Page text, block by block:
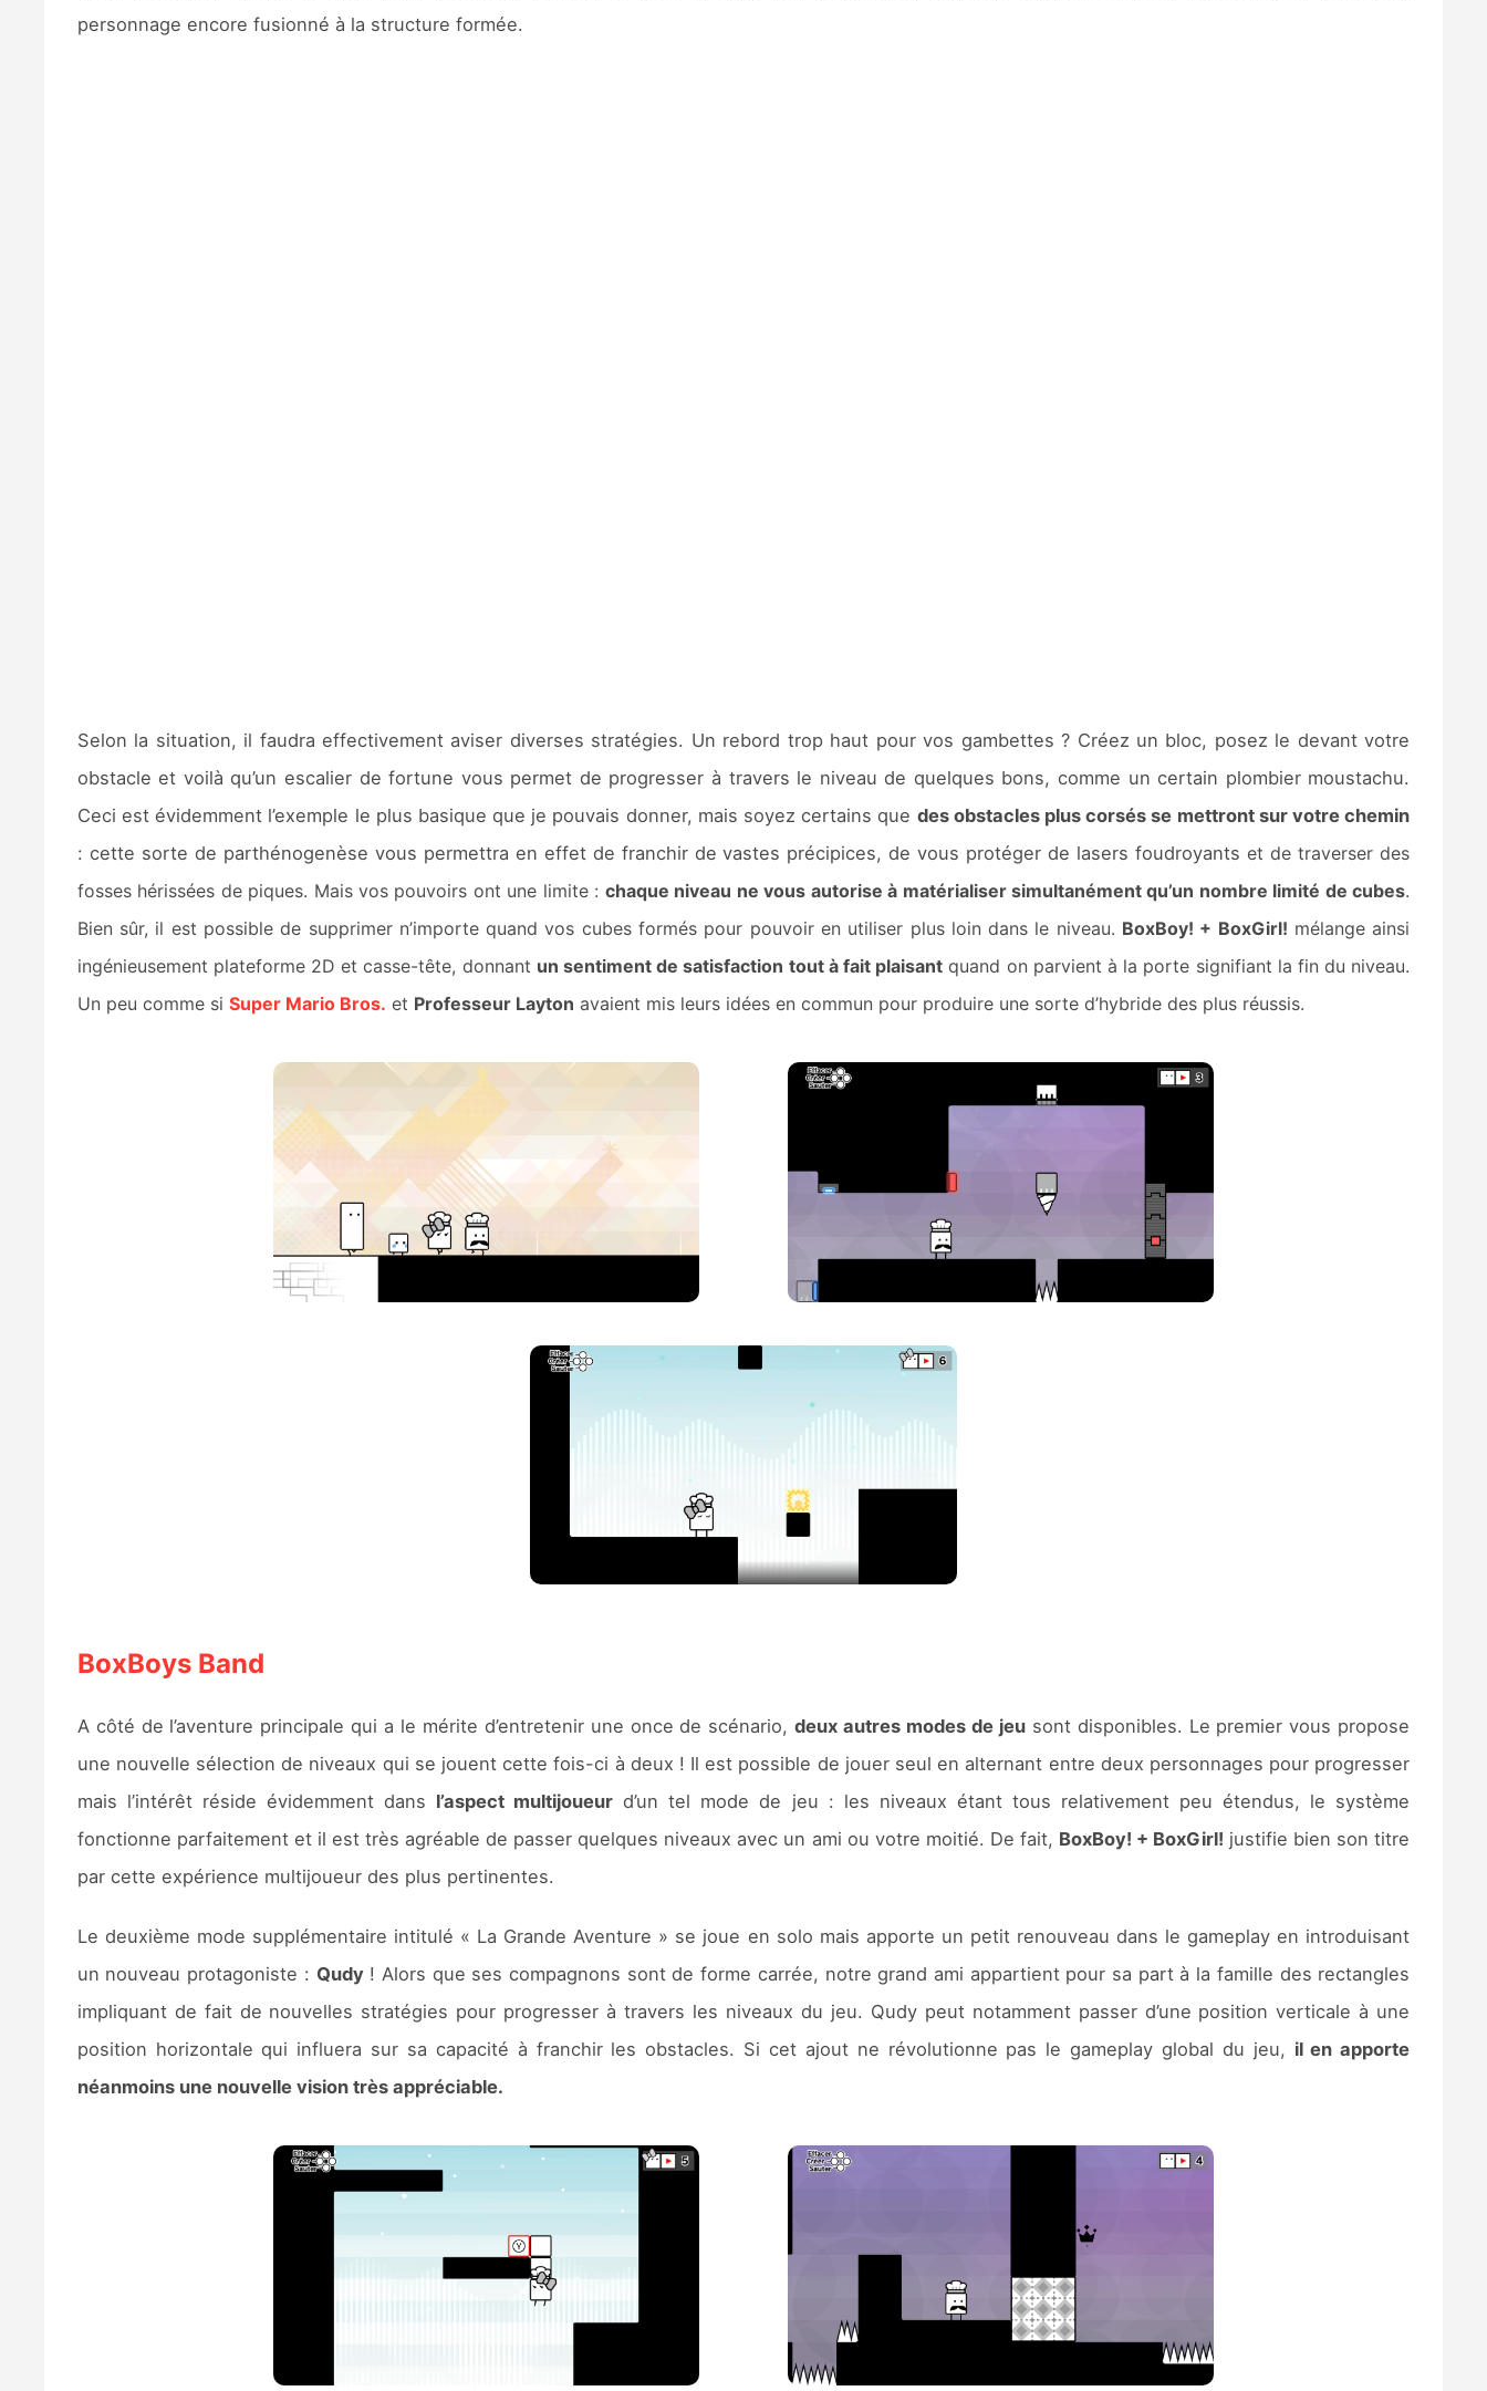
personnage encore fusionné à la structure formée.
Selon la situation, il faudra effectivement aviser diverses stratégies. Un rebord trop haut pour vos gambettes ? Créez un bloc, posez le devant votre
obstacle et voilà qu’un escalier de fortune vous permet de progresser à travers le niveau de quelques bons, comme un certain plombier moustachu.
Ceci est évidemment l’exemple le plus basique que je pouvais donner, mais soyez certains que des obstacles plus corsés se mettront sur votre chemin
: cette sorte de parthénogenèse vous permettra en effet de franchir de vastes précipices, de vous protéger de lasers foudroyantset de traverser des
fosses hérissées de piques. Mais vos pouvoirs ont une limite : chaque niveau ne vous autorise à matérialiser simultanément qu’un nombre limité de cubes.
Bien sûr, il est possible de supprimer n’importe quand vos cubes formés pour pouvoir en utiliser plus loin dans le niveau. BoxBoy! + BoxGirl! mélange ainsi
ingénieusement plateforme 2D et casse-tête, donnant un sentiment de satisfaction tout à fait plaisant quand on parvient à la porte signifiant la fin du niveau.
Un peu comme si Super Mario Bros. et Professeur Layton avaient mis leurs idées en commun pour produire une sorte d’hybride des plus réussis.
BoxBoys Band
A côté de l’aventure principale qui a le mérite d’entretenir une once de scénario,deux autres modes de jeusont disponibles. Le premier vous propose
une nouvelle sélection de niveaux qui se jouent cette fois-ci à deux ! Il est possible de jouer seul en alternant entre deux personnages pour progresser
mais l’intérêt réside évidemment dans l’aspect multijoueur d’un tel mode de jeu : les niveaux étant tous relativement peu étendus, le système
fonctionne parfaitement et il est très agréable de passer quelques niveaux avec un ami ou votre moitié. De fait, BoxBoy! + BoxGirl! justifie bien son titre
par cette expérience multijoueur des plus pertinentes.
Le deuxième mode supplémentaire intitulé « La Grande Aventure » se joue en solo mais apporte un petit renouveau dans le gameplay en introduisant
un nouveau protagoniste : Qudy! Alors que ses compagnons sont de forme carrée, notre grand ami appartient pour sa part à la famille des rectangles
impliquant de fait de nouvelles stratégies pour progresser à travers les niveaux du jeu. Qudy peut notamment passer d’une position verticale à une
position horizontale qui influera sur sa capacité à franchir les obstacles. Si cet ajout ne révolutionne pas le gameplay global du jeu, il en apporte
néanmoins une nouvelle vision très appréciable.